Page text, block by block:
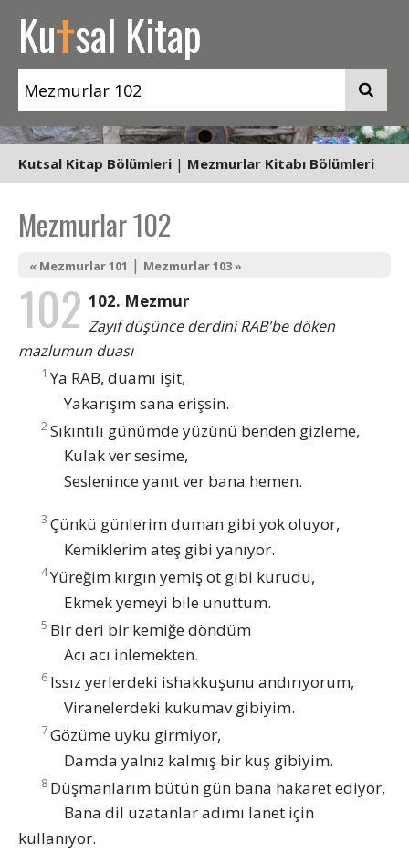
Kutsal Kitap
Kutsal Kitap Bölümleri | Mezmurlar Kitabı Bölümleri
Mezmurlar 102
« Mezmurlar 101 | Mezmurlar 103 »
102 102. Mezmur
Zayıf düşünce derdini RAB'be döken
mazlumun duası
1 Ya RAB, duamı işit,
Yakarışım sana erişsin.
2Sıkıntılı günümde yüzünü benden gizleme,
Kulak ver sesime,
Seslenince yanıt ver bana hemen.
3 Çünkü günlerim duman gibi yok oluyor,
Kemiklerim ateş gibi yanıyor.
4Yüreğim kırgın yemiş ot gibi kurudu,
Ekmek yemeyi bile unuttum.
5 Bir deri bir kemiğe döndüm
Acı acı inlemekten.
6 Issız yerlerdeki ishakkuşunu andırıyorum,
Viranelerdeki kukumav gibiyim.
7Gözüme uyku girmiyor,
Damda yalnız kalmış bir kuş gibiyim.
8 Düşmanlarım bütün gün bana hakaret ediyor,
Bana dil uzatanlar adımı lanet için
kullanıyor.